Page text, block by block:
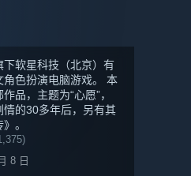
下软星科技（北京）有
角色扮演电脑游戏。 本
品，主题为“心愿”，
的30多年后，另有其
。
8 日